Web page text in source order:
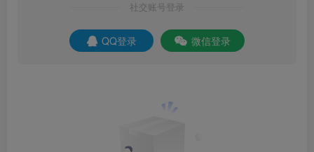
社交账号登录
QQ登录 微信登录